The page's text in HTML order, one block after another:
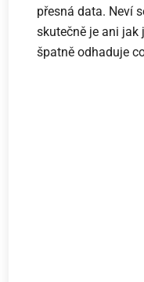
přesná data. Neví
skutečně je ani jak
špatně odhaduje